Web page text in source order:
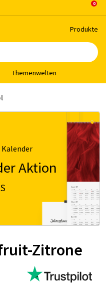
Pro­duk­te
The­men­wel­ten
Aktion
Zitrone